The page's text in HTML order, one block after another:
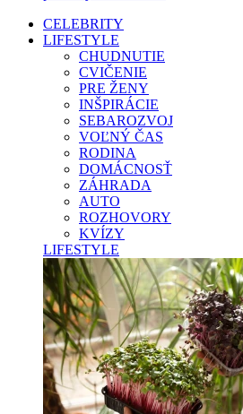
CELEBRITY
LIFESTYLE
CHUDNUTIE
CVIČENIE
PRE ŽENY
INŠPIRÁCIE
SEBAROZVOJ
VOĽNÝ ČAS
RODINA
DOMÁCNOSŤ
ZÁHRADA
AUTO
ROZHOVORY
KVÍZY
LIFESTYLE